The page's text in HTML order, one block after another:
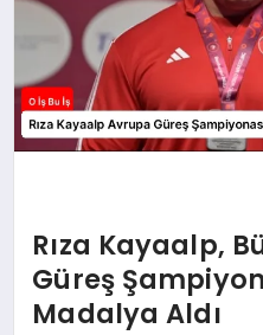
Rıza Kayaalp,
Güreş
Madalya Aldı